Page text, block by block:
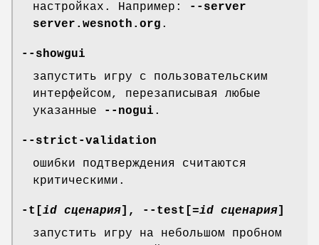
настройках. Например:
--server
server.wesnoth.org .
--showgui
запустить игру с пользовательским
интерфейсом, перезаписывая любые
указанные
--nogui .
--strict-validation
ошибки подтверждения считаются
критическими.
-t[ id сценария ], --test[ =id сценария
запустить игру на небольшом пробном